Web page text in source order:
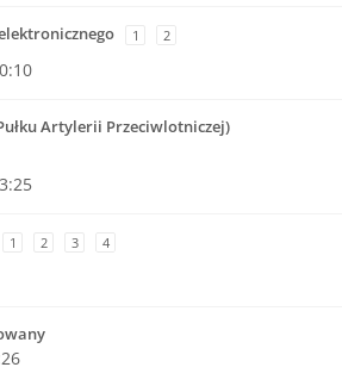
1 2
Artylerii Przeciwlotniczej)
1 2 3 4